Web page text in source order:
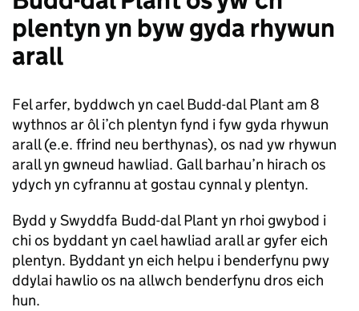
plentyn yn byw gyda rhywun
arall
Fel arfer, byddwch yn cael Budd-dal Plant am 8
wythnos ar ôl i’ch plentyn fynd i fyw gyda rhywun
arall (e.e. ffrind neu berthynas), os nad yw rhywun
arall yn gwneud hawliad. Gall barhau’n hirach os
ydych yn cyfrannu at gostau cynnal y plentyn.
Bydd y Swyddfa Budd-dal Plant yn rhoi gwybod i
chi os byddant yn cael hawliad arall ar gyfer eich
plentyn. Byddant yn eich helpu i benderfynu pwy
ddylai hawlio os na allwch benderfynu dros eich
hun.